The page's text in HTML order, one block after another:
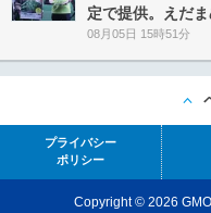
定で提供。えだ
08月05日 15時51分
プライバシー
ポリシー
Copyright © 2026